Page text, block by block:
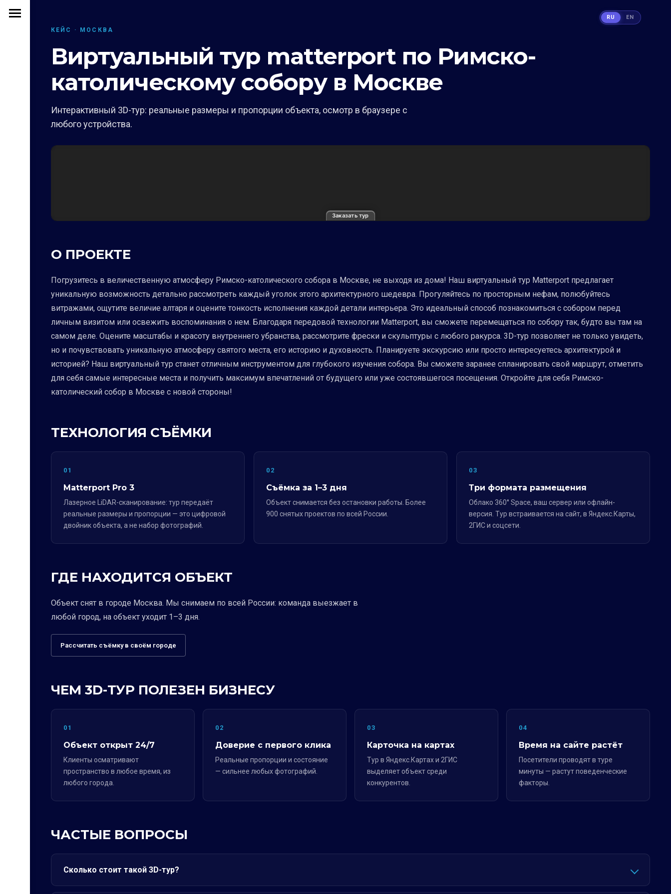
КЕЙС · МОСКВА
Виртуальный тур matterport по Римско-
католическому собору в Москве
Интерактивный 3D-тур: реальные размеры и пропорции объекта, осмотр в браузере с
любого устройства.
Заказать тур
О ПРОЕКТЕ
Погрузитесь в величественную атмосферу Римско-католического собора в Москве, не выходя из дома! Наш виртуальный тур Matterport предлагает
уникальную возможность детально рассмотреть каждый уголок этого архитектурного шедевра. Прогуляйтесь по просторным нефам, полюбуйтесь
витражами, ощутите величие алтаря и оцените тонкость исполнения каждой детали интерьера. Это идеальный способ познакомиться с собором перед
личным визитом или освежить воспоминания о нем. Благодаря передовой технологии Matterport, вы сможете перемещаться по собору так, будто вы там на
самом деле. Оцените масштабы и красоту внутреннего убранства, рассмотрите фрески и скульптуры с любого ракурса. 3D-тур позволяет не только увидеть,
но и почувствовать уникальную атмосферу святого места, его историю и духовность. Планируете экскурсию или просто интересуетесь архитектурой и
историей? Наш виртуальный тур станет отличным инструментом для глубокого изучения собора. Вы сможете заранее спланировать свой маршрут, отметить
для себя самые интересные места и получить максимум впечатлений от будущего или уже состоявшегося посещения. Откройте для себя Римско-
католический собор в Москве с новой стороны!
ТЕХНОЛОГИЯ СЪЁМКИ
01
Matterport Pro 3
Лазерное LiDAR-сканирование: тур передаёт
реальные размеры и пропорции — это цифровой
двойник объекта, а не набор фотографий.
02
Съёмка за 1–3 дня
Объект снимается без остановки работы. Более
900 снятых проектов по всей России.
03
Три формата размещения
Облако 360° Space, ваш сервер или офлайн-
версия. Тур встраивается на сайт, в Яндекс.Карты,
2ГИС и соцсети.
ГДЕ НАХОДИТСЯ ОБЪЕКТ
Объект снят в городе Москва. Мы снимаем по всей России: команда выезжает в
любой город, на объект уходит 1–3 дня.
Рассчитать съёмку в своём городе
ЧЕМ 3D-ТУР ПОЛЕЗЕН БИЗНЕСУ
01
Объект открыт 24/7
Клиенты осматривают
пространство в любое время, из
любого города.
02
Доверие с первого клика
Реальные пропорции и состояние
— сильнее любых фотографий.
03
Карточка на картах
Тур в Яндекс.Картах и 2ГИС
выделяет объект среди
конкурентов.
04
Время на сайте растёт
Посетители проводят в туре
минуты — растут поведенческие
факторы.
ЧАСТЫЕ ВОПРОСЫ
Сколько стоит такой 3D-тур?
RU EN